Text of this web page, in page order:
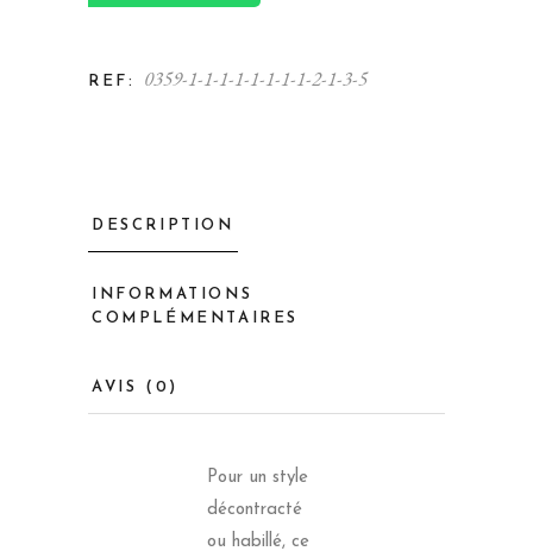
REF: 0359-1-1-1-1-1-1-1-1-2-1-3-5
DESCRIPTION
INFORMATIONS
COMPLÉMENTAIRES
AVIS (0)
Pour un style
décontracté
ou habillé, ce